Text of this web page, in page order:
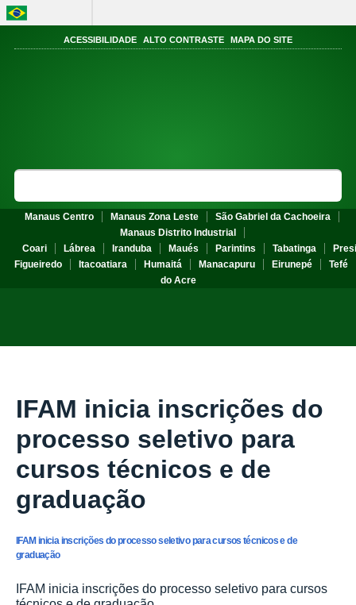
ACESSIBILIDADE ALTO CONTRASTE MAPA DO SITE
Search Site
Manaus Centro Manaus Zona Leste
São Gabriel da Cachoeira
Manaus Distrito Industrial
Coari
Lábrea Iranduba Maués Parintins Tabatinga
Figueiredo
Itacoatiara Humaitá Manacapuru Eirunepé
Tefé
do Acre
IFAM inicia inscrições do
processo seletivo para
cursos técnicos e de
graduação
IFAM inicia inscrições do processo seletivo para cursos técnicos e de
graduação
IFAM inicia inscrições do processo seletivo para cursos